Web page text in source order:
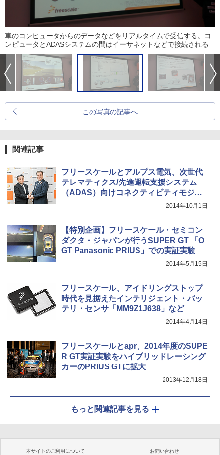
車のコンピュータからのデータなどをリアルタイムで受信する。コ
ンピュータとADASシステムの間はイーサネットなどで接続される
この写真の記事へ
関連記事
フリースケールとアルプス電気、次世代
テレマティクス/先進運転支援システム
（ADAS）向けコネクティビティモジュ
2014年10月1日
【特別企画】フリースケール・セミコン
ダクタ・ジャパンが行うSUPER GT 「O
GT Panasonic PRIUS」での実証実験
2014年5月15日
フリースケール、アイドリングストップ
時代を見据えたインテリジェント・バッ
テリ・センサ「MM9Z1J638」など
2014年4月14日
フリースケールとapr、2014年度のSUPE
R GT実証実験をハイブリッドレーシング
カーのPRIUS GTに拡大
2013年12月18日
もっと関連記事を見る
本サイトのご利用について お問い合わせ